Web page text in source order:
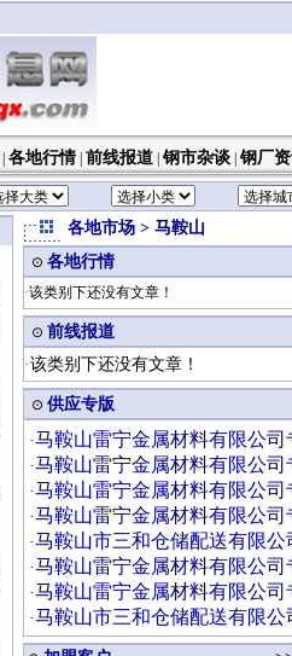
各地行情| 前线报道 钢市杂谈 钢厂